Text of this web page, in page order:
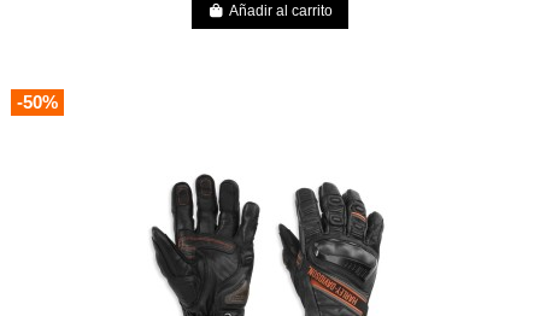
Añadir al carrito
-50%